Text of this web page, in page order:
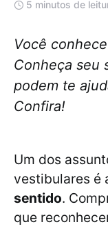
5 minutos de
Você
Conheça seu
podem te
Confira!
Um dos
vestibulares é
sentido.
que